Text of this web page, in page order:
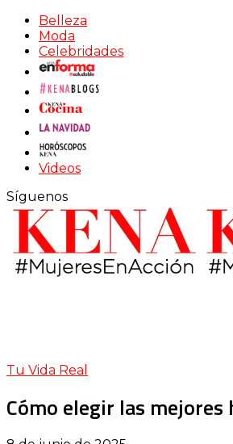
Belleza
Moda
Celebridades
Videos
Síguenos
Tu Vida Real
Cómo elegir las